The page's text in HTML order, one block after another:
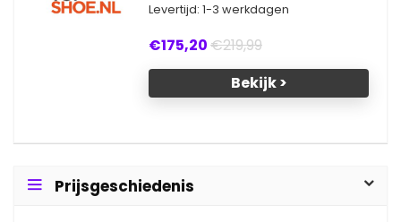
Levertijd: 1-3 werkdagen
€175,20€219,99
Bekijk >
Prijsgeschiedenis